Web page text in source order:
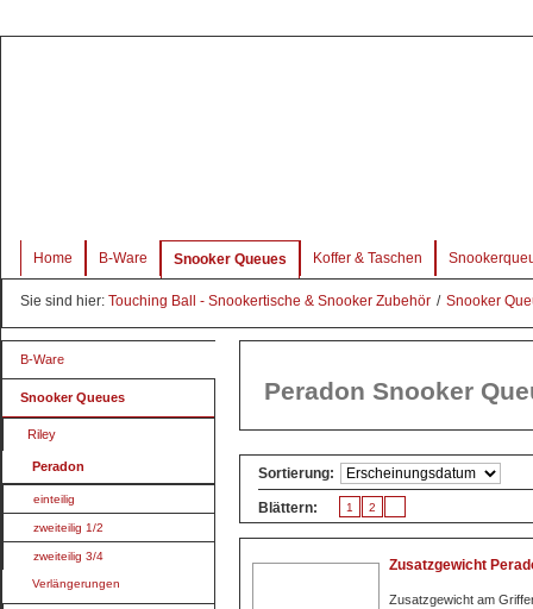
Home B-Ware Snooker Queues Koffer & Taschen
Sie sind hier: Touching Ball - Snookertische & Snooker Zubehör / Snooker
B-Ware
Snooker Queues
Riley
Peradon
einteilig
zweiteilig 1/2
zweiteilig 3/4
Verlängerungen
Peradon Snooker
Sortierung:
Blättern: 1 2
Zusatzgewicht
Zusatzgewicht am